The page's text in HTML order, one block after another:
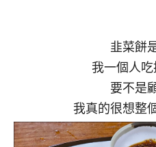
韭菜餅
我一個人吃
要不是
我真的很想整